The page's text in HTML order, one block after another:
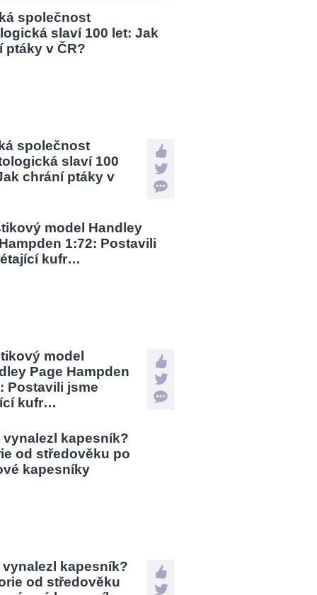
společnost
slaví 100
chrání ptáky v
model
Page Hampden
Postavili jsme
kufr…
vynalezl kapesník?
od středověku